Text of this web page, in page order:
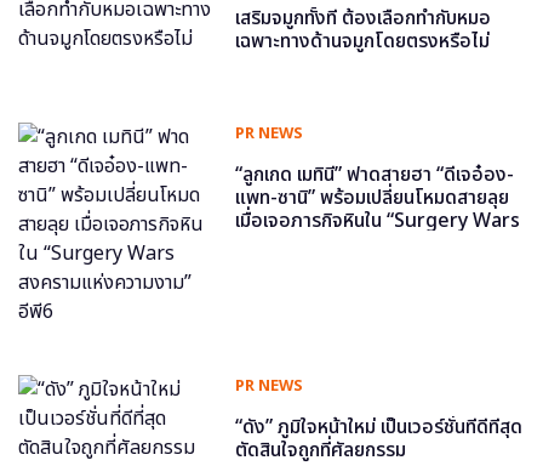
เสริมจมูกทั้งที ต้องเลือกทำกับหมอ
เฉพาะทางด้านจมูกโดยตรงหรือไม่
PR NEWS
“ลูกเกด เมทินี” ฟาดสายฮา “ดีเจอ๋อง-
แพท-ซานิ” พร้อมเปลี่ยนโหมดสายลุย
เมื่อเจอภารกิจหินใน “Surgery Wars
PR NEWS
“ดัง” ภูมิใจหน้าใหม่ เป็นเวอร์ชั่นที่ดีที่สุด
ตัดสินใจถูกที่ศัลยกรรม